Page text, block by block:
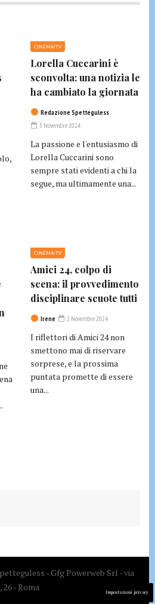
CINEMA/TV
Lorella Cuccarini è
sconvolta: una notizia le
ha cambiato la giornata
Redazione Spetteguless
3 Novembre 2024
La passione e l'entusiasmo di
Lorella Cuccarini sono
sempre stati evidenti a chi la
segue, ma ultimamente una...
CINEMA/TV
Amici 24, colpo di
scena: il provvedimento
disciplinare scuote tutti
Irene 2 Novembre 2024
I riflettori di Amici 24 non
smettono mai di riservare
sorprese, e la prossima
puntata promette di essere
una...
- Gfg Powerweb Srl - via
- Roma
Impostazioni privacy